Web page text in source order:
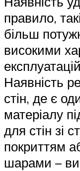
правило,
більш
високими
Наявність
стін, де є
матеріалу
для стін зі
покриттям
шарами –